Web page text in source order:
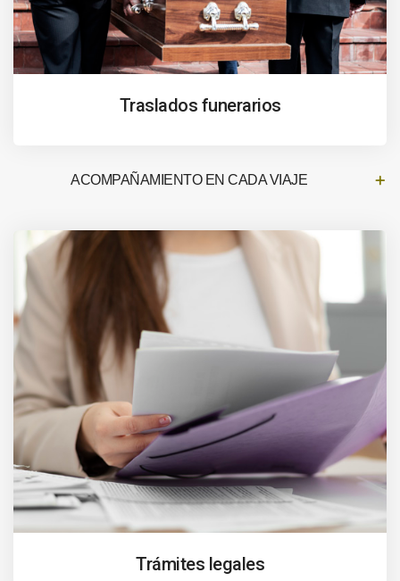
Traslados funerarios
ACOMPAÑAMIENTO EN CADA VIAJE
Trámites legales